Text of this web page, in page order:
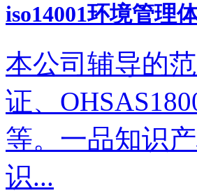
iso14001环境管理
本公司辅导的
证、
等。一品知识
识...